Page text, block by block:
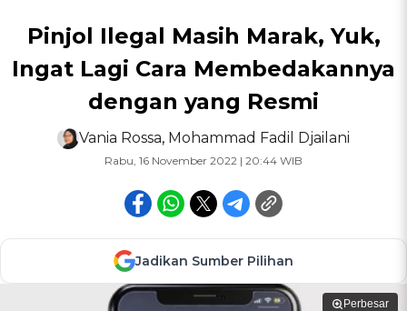
Pinjol Ilegal Masih Marak, Yuk,
Ingat Lagi Cara Membedakannya
dengan yang Resmi
Vania Rossa, Mohammad Fadil Djailani
Rabu, 16 November 2022 | 20:44 WIB
Jadikan Sumber Pilihan
Perbesar